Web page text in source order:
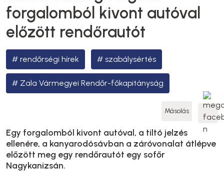
forgalomból kivont autóval
előzött rendőrautót
rendőrségi hírek szabálysértés
Zala Vármegyei Rendőr-főkapitányság
Másolás
Egy forgalomból kivont autóval, a tiltó jelzés
ellenére, a kanyarodósávban a záróvonalat átlépve
előzött meg egy rendőrautót egy sofőr
Nagykanizsán.